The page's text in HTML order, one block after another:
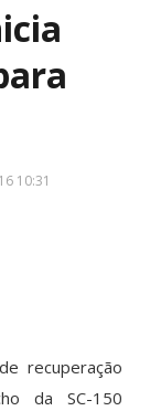
10:31
recuperação
da SC-150